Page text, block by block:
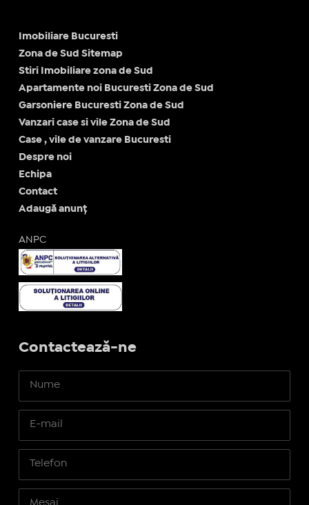
Imobiliare Bucuresti
Zona de Sud Sitemap
Stiri Imobiliare zona de Sud
Apartamente noi Bucuresti Zona de Sud
Garsoniere Bucuresti Zona de Sud
Vanzari case si vile Zona de Sud
Case , vile de vanzare Bucuresti
Despre noi
Echipa
Contact
Adaugă anunț
ANPC
Contactează-ne